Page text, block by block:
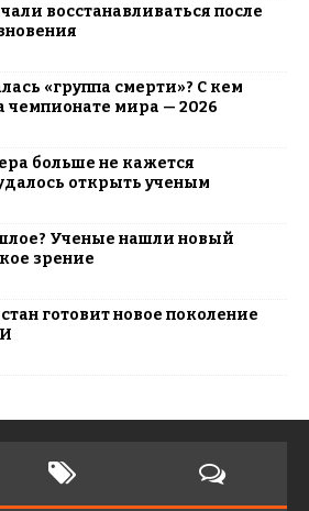
восстанавливаться после
«группа смерти»? С кем
чемпионате мира — 2026
больше не кажется
открыть ученым
Ученые нашли новый
зрение
готовит новое поколение